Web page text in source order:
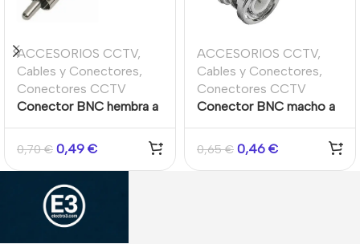
ACCESORIOS CCTV,
Cables y Conectores,
Conectores CCTV
Conector BNC hembra a
RCA macho
0,70€ 0,49 €
ACCESORIOS CCTV,
Cables y Conectores,
Conectores CCTV
Conector BNC macho a
RCA hembra
0,65€ 0,46 €